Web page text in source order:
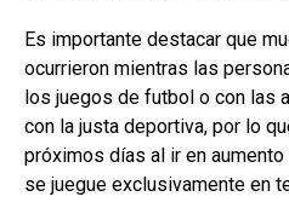
Es importante destacar que
ocurrieron mientras las
los juegos de futbol o con las
con la justa deportiva, por lo
próximos días al ir en aumento
se juegue exclusivamente en